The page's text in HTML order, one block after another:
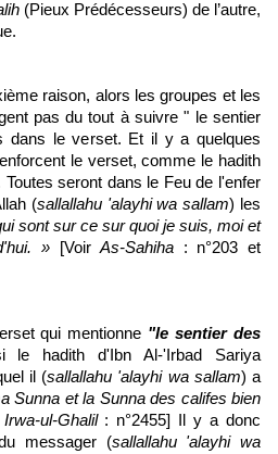
(Pieux Prédécesseurs) de l’autre,
raison, alors les groupes et les
pas du tout à suivre " le sentier
dans le verset. Et il y a quelques
le verset, comme le hadith
seront dans le Feu de l'enfer
(sallallahu 'alayhi wa sallam) les
sont sur ce sur quoi je suis, moi et
»[VoirAs-Sahiha : n°203 et
qui mentionne "le sentier des
hadith d'Ibn Al-'Irbad Sariya
il (sallallahu 'alayhi wa sallam) a
Sunna et la Sunna des califes bien
Irwa-ul-Ghalil: n°2455] Il y a donc
messager (sallallahu 'alayhi wa